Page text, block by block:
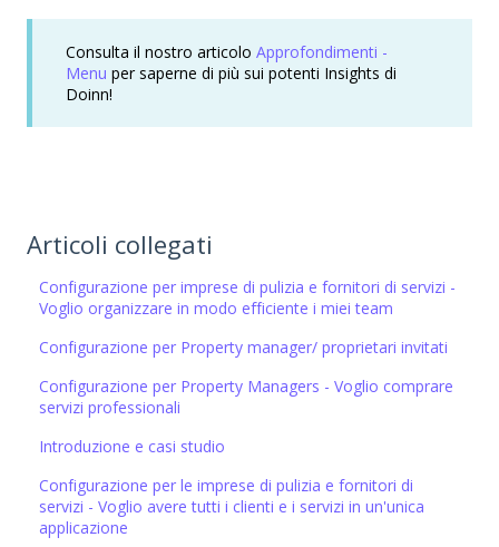
Consulta il nostro articolo Approfondimenti -
Menu per saperne di più sui potenti Insights di
Doinn!
Articoli collegati
Configurazione per imprese di pulizia e fornitori di servizi -
Voglio organizzare in modo efficiente i miei team
Configurazione per Property manager/ proprietari invitati
Configurazione per Property Managers - Voglio comprare
servizi professionali
Introduzione e casi studio
Configurazione per le imprese di pulizia e fornitori di
servizi - Voglio avere tutti i clienti e i servizi in un'unica
applicazione